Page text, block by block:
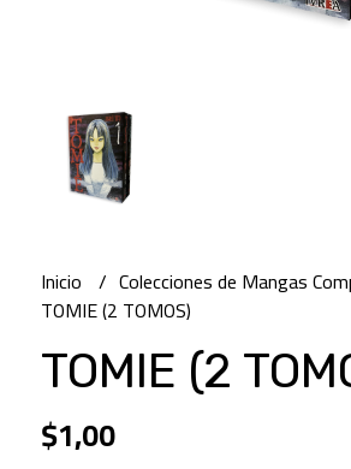
Inicio
Colecciones de Mangas
TOMIE (2 TOMOS)
TOMIE (2
$1,00